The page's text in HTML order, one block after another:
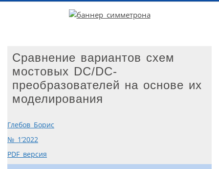
Сравнение вариантов схем
мостовых DC/DC-
преобразователей на основе их
моделирования
Глебов Борис
№ 1’2022
PDF версия